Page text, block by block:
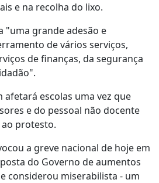
e na recolha do lixo.
"uma grande adesão e
de vários serviços,
de finanças, da segurança
afetará escolas uma vez que
e do pessoal não docente
protesto.
a greve nacional de hoje em
do Governo de aumentos
considerou miserabilista - um